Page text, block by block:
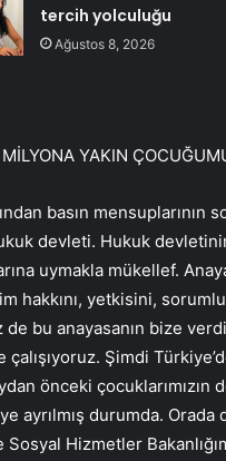
tercih yolculuğu
Ağustos 8, 2026
YAKIN
basın mensuplarının
devleti. Hukuk
uymakla mükellef.
hakkını, yetkisini,
de bu anayasanın bize
çalışıyoruz. Şimdi
önceki çocuklarımızın
ayrılmış durumda. Orada
Hizmetler